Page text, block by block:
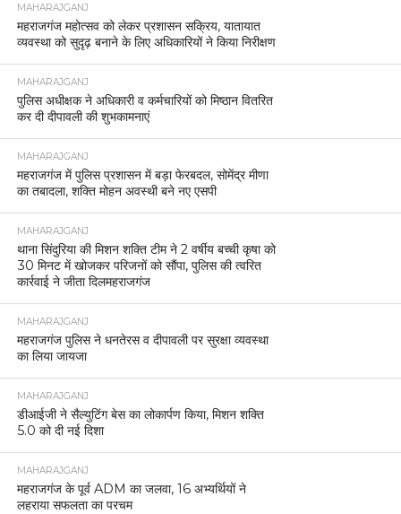
MAHARAJGANJ
महराजगंज महोत्सव को लेकर प्रशासन सक्रिय, यातायात
व्यवस्था को सुदृढ़ बनाने के लिए अधिकारियों ने किया निरीक्षण
MAHARAJGANJ
पुलिस अधीक्षक ने अधिकारी व कर्मचारियों को मिष्ठान वितरित
कर दी दीपावली की शुभकामनाएं
MAHARAJGANJ
महराजगंज में पुलिस प्रशासन में बड़ा फेरबदल, सोमेंद्र मीणा
का तबादला, शक्ति मोहन अवस्थी बने नए एसपी
MAHARAJGANJ
थाना सिंदुरिया की मिशन शक्ति टीम ने 2 वर्षीय बच्ची कृषा को
30 मिनट में खोजकर परिजनों को सौंपा, पुलिस की त्वरित
कार्रवाई ने जीता दिलमहराजगंज
MAHARAJGANJ
महराजगंज पुलिस ने धनतेरस व दीपावली पर सुरक्षा व्यवस्था
का लिया जायजा
MAHARAJGANJ
डीआईजी ने सैल्युटिंग बेस का लोकार्पण किया, मिशन शक्ति
5.0 को दी नई दिशा
MAHARAJGANJ
महराजगंज के पूर्व ADM का जलवा, 16 अभ्यर्थियों ने
लहराया सफलता का परचम